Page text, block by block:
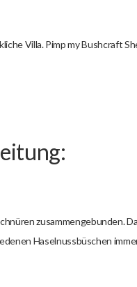
Villa. Pimp my Bushcraft
zusammengebunden.
Haselnussbüschen